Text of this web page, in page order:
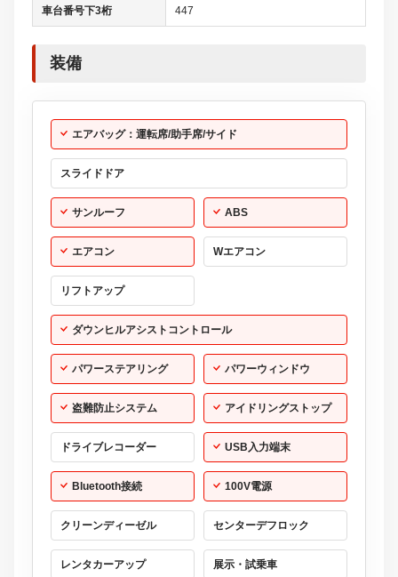
サンルーフ
エアコン
ダウンヒルアシストコントロール
パワーステアリング
盗難防止システム アイドリングストップ
ドライブレコーダー USB入力端末
Bluetooth接続
クリーンディーゼル センターデフロック
レンタカーアップ 展示・試乗車
電動格納ミラー
外装・内装
カーナビ：SDナビ
TV：-